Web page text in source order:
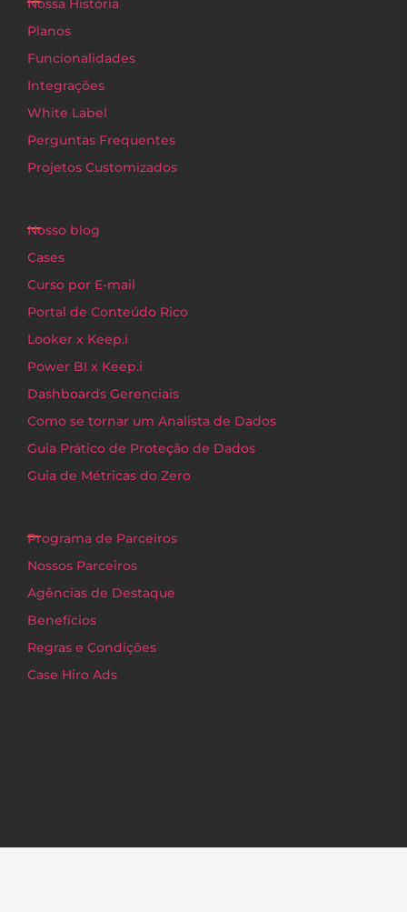
Nossa História
Planos
Funcionalidades
Integrações
White Label
Perguntas Frequentes
Projetos Customizados
Nosso blog
Cases
Curso por E-mail
Portal de Conteúdo Rico
Looker x Keep.i
Power BI x Keep.i
Dashboards Gerenciais
Como se tornar um Analista de Dados
Guia Prático de Proteção de Dados
Guia de Métricas do Zero
Programa de Parceiros
Nossos Parceiros
Agências de Destaque
Benefícios
Regras e Condições
Case Hiro Ads